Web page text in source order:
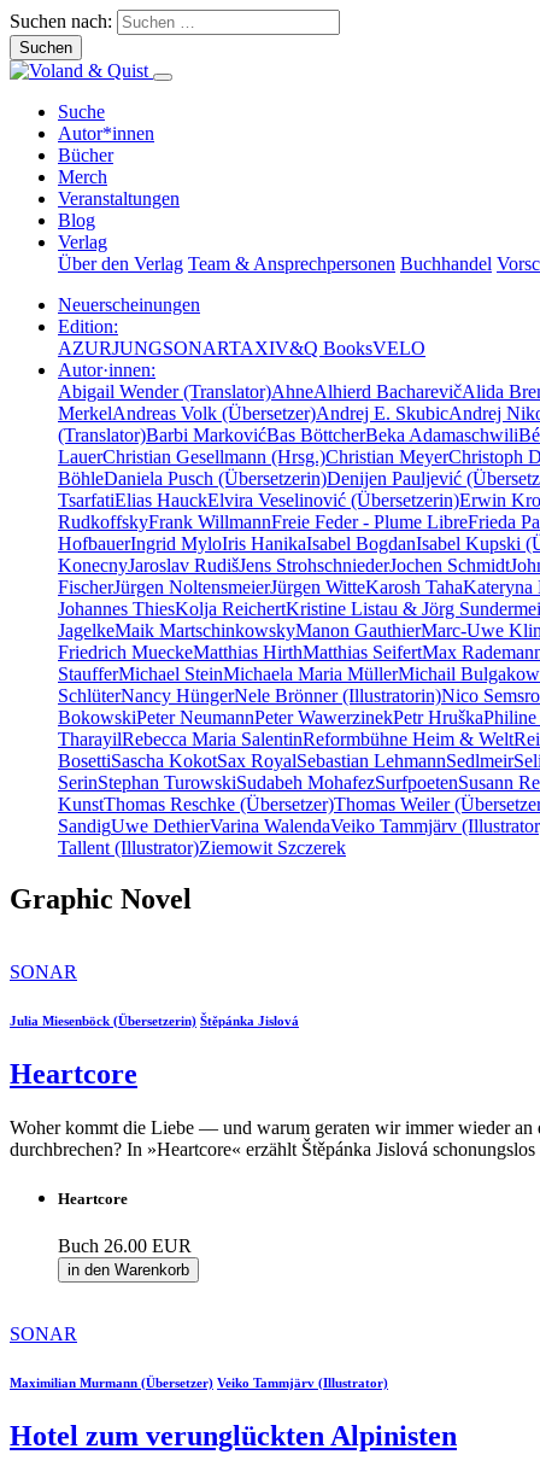
Suchen nach:
Suche
Autor*innen
Bücher
Merch
Veranstaltungen
Blog
Verlag
Über den Verlag Team & Ansprechpersonen Buchhandel
Neuerscheinungen
Edition:
AZURJUNGSONARTAXIV&Q BooksVELO
Autor·innen:
Abigail Wender (Translator)AhneAlhierd BacharevičAlida
MerkelAndreas Volk (Übersetzer)Andrej E. SkubicAndrej
(Translator)Barbi MarkovićBas BöttcherBeka Adamaschwili
LauerChristian Gesellmann (Hrsg.)Christian MeyerChristoph
BöhleDaniela Pusch (Übersetzerin)Denijen Pauljević
TsarfatiElias HauckElvira Veselinović (Übersetzerin)Erwin
RudkoffskyFrank WillmannFreie Feder - Plume LibreFrieda
HofbauerIngrid MyloIris HanikaIsabel BogdanIsabel Kupski
KonecnyJaroslav RudišJens StrohschniederJochen Schmidt
FischerJürgen NoltensmeierJürgen WitteKarosh TahaKateryna
Johannes ThiesKolja ReichertKristine Listau & Jörg
JagelkeMaik MartschinkowskyManon GauthierMarc-Uwe
Friedrich MueckeMatthias HirthMatthias SeifertMax
StaufferMichael SteinMichaela Maria MüllerMichail Bulgakow
SchlüterNancy HüngerNele Brönner (Illustratorin)Nico
BokowskiPeter NeumannPeter WawerzinekPetr Hruška
TharayilRebecca Maria SalentinReformbühne Heim & Welt
BosettiSascha KokotSax RoyalSebastian LehmannSedlmeir
SerinStephan TurowskiSudabeh MohafezSurfpoetenSusann
KunstThomas Reschke (Übersetzer)Thomas Weiler
SandigUwe DethierVarina WalendaVeiko Tammjärv
Tallent (Illustrator)Ziemowit Szczerek
Graphic Novel
SONAR
Julia Miesenböck (Übersetzerin) Štěpánka Jislová
Heartcore
Woher kommt die Liebe — und warum geraten wir immer wieder an
durchbrechen? In »Heartcore« erzählt Štěpánka Jislová
Heartcore
Buch 26.00 EUR
in den Warenkorb
SONAR
Maximilian Murmann (Übersetzer) Veiko Tammjärv (Illustrator)
Hotel zum verunglückten Alpinisten